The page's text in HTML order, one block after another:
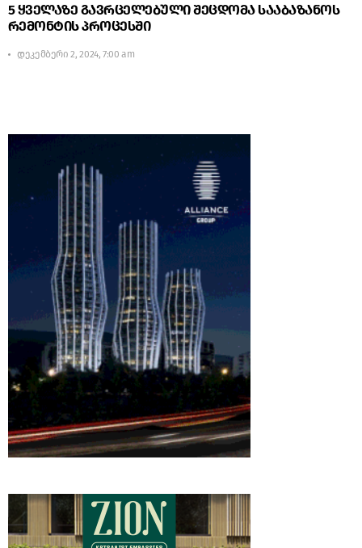
5 ყველაზე გავრცელებული შეცდომა სააბაზანოს
რემონტის პროცესში
დეკემბერი 2, 2024, 7:00 am